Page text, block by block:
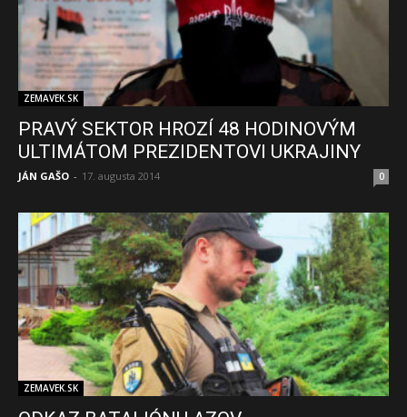
ZEMAVEK.SK
PRAVÝ SEKTOR HROZÍ 48 HODINOVÝM
ULTIMÁTOM PREZIDENTOVI UKRAJINY
JÁN GAŠO - 17. augusta 2014 0
ZEMAVEK.SK